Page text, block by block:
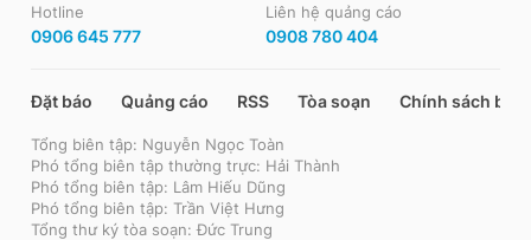
Hotline
0906 645 777
Liên hệ quảng cáo
0908 780 404
Đặt báo Quảng cáo RSS Tòa soạn Chính sách bảo
Tổng biên tập: Nguyễn Ngọc Toàn
Phó tổng biên tập thường trực: Hải Thành
Phó tổng biên tập: Lâm Hiếu Dũng
Phó tổng biên tập: Trần Việt Hưng
Tổng thư ký tòa soạn: Đức Trung